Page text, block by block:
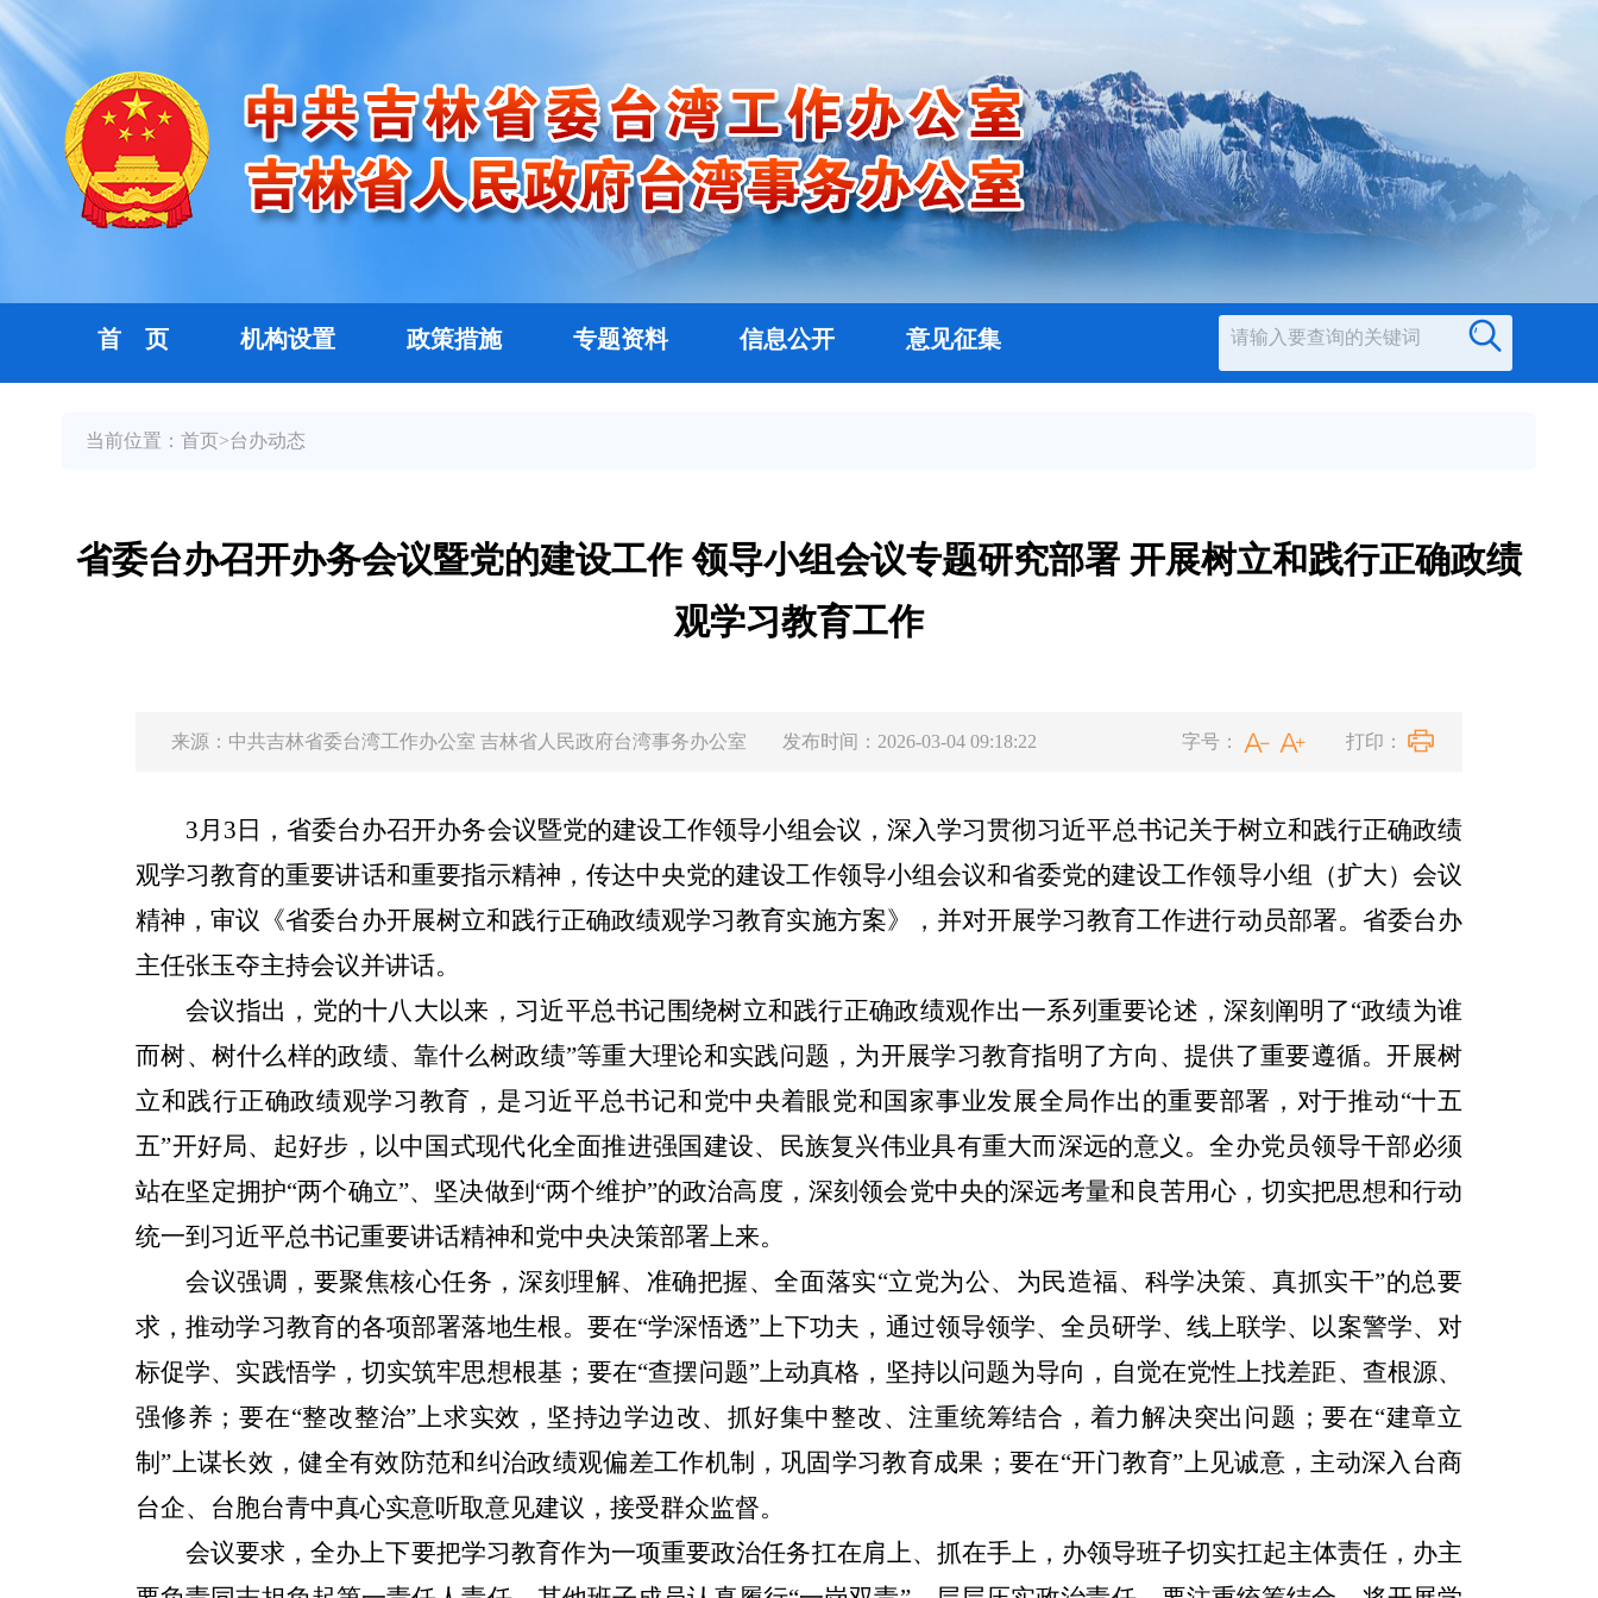
首 页 机构设置 政策措施 专题资料 信息公开 意见征集
当前位置： 首页>台办动态
省委台办召开办务会议暨党的建设工作 领导小组会议专题研究部署 开展树立和践行正确政绩
观学习教育工作
来源： 中共吉林省委台湾工作办公室 吉林省人民政府台湾事务办公室 发布时间：2026-03-04 09:18:22 字号： 打印：
3月 3 日，省委台办召开办务会议暨党的建设工作领导小组会议，深入学习贯彻习近平总书记关于树立和践行正确政绩
观学习教育的重要讲话和重要指示精神，传达中央党的建设工作领导小组会议和省委党的建设工作领导小组（扩大）会议
精神，审议《省委台办开展树立和践行正确政绩观学习教育实施方案》，并对开展学习教育工作进行动员部署。省委台办
主任张玉夺主持会议并讲话。
会议指出，党的十八大以来，习近平总书记围绕树立和践行正确政绩观作出一系列重要论述，深刻阐明了“政绩为谁
而树、树什么样的政绩、靠什么树政绩”等重大理论和实践问题，为开展学习教育指明了方向、提供了重要遵循。开展树
立和践行正确政绩观学习教育，是习近平总书记和党中央着眼党和国家事业发展全局作出的重要部署，对于推动“十五
五”开好局、起好步，以中国式现代化全面推进强国建设、民族复兴伟业具有重大而深远的意义。全办党员领导干部必须
站在坚定拥护“两个确立”、坚决做到 “两个维护”的政治高度，深刻领会党中央的深远考量和良苦用心，切实把思想和行动
统一到习近平总书记重要讲话精神和党中央决策部署上来。
会议强调，要聚焦核心任务，深刻理解、准确把握、全面落实“立党为公、为民造福、科学决策、真抓实干”的总要
求，推动学习教育的各项部署落地生根。要在“学深悟透”上下功夫，通过领导领学、全员研学、线上联学、以案警学、对
标促学、实践悟学，切实筑牢思想根基；要在“查摆问题”上动真格， 坚持以问题为导向，自觉在党性上找差距、查根源、
强修养；要在“整改整治”上求实效，坚持边学边改、抓好集中整改、注重统筹结合，着力解决突出问题；要在“建章立
制”上谋长效，健全有效防范和纠治政绩观偏差工作机制，巩固学习教育成果；要在“开门教育”上见诚意，主动深入台商
台企、台胞台青中真心实意听取意见建议，接受群众监督。
会议要求，全办上下要把学习教育作为一项重要政治任务扛在肩上、抓在手上，办领导班子切实扛起主体责任，办主